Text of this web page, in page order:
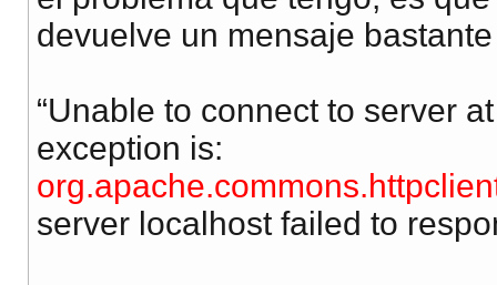
devuelve un mensaje
“Unable to connect to server
exception is:
server localhost failed to